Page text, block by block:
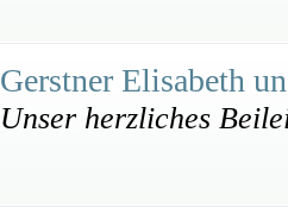
Gerstner Elisabeth
Unser herzliches